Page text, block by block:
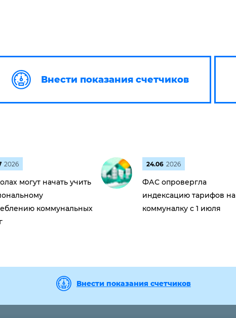
Внести показания счетчиков
2026
могут начать учить
коммунальных
24.06 2026
ФАС опровергла
индексацию тарифов на
коммуналку с 1 июля
Внести показания счетчиков